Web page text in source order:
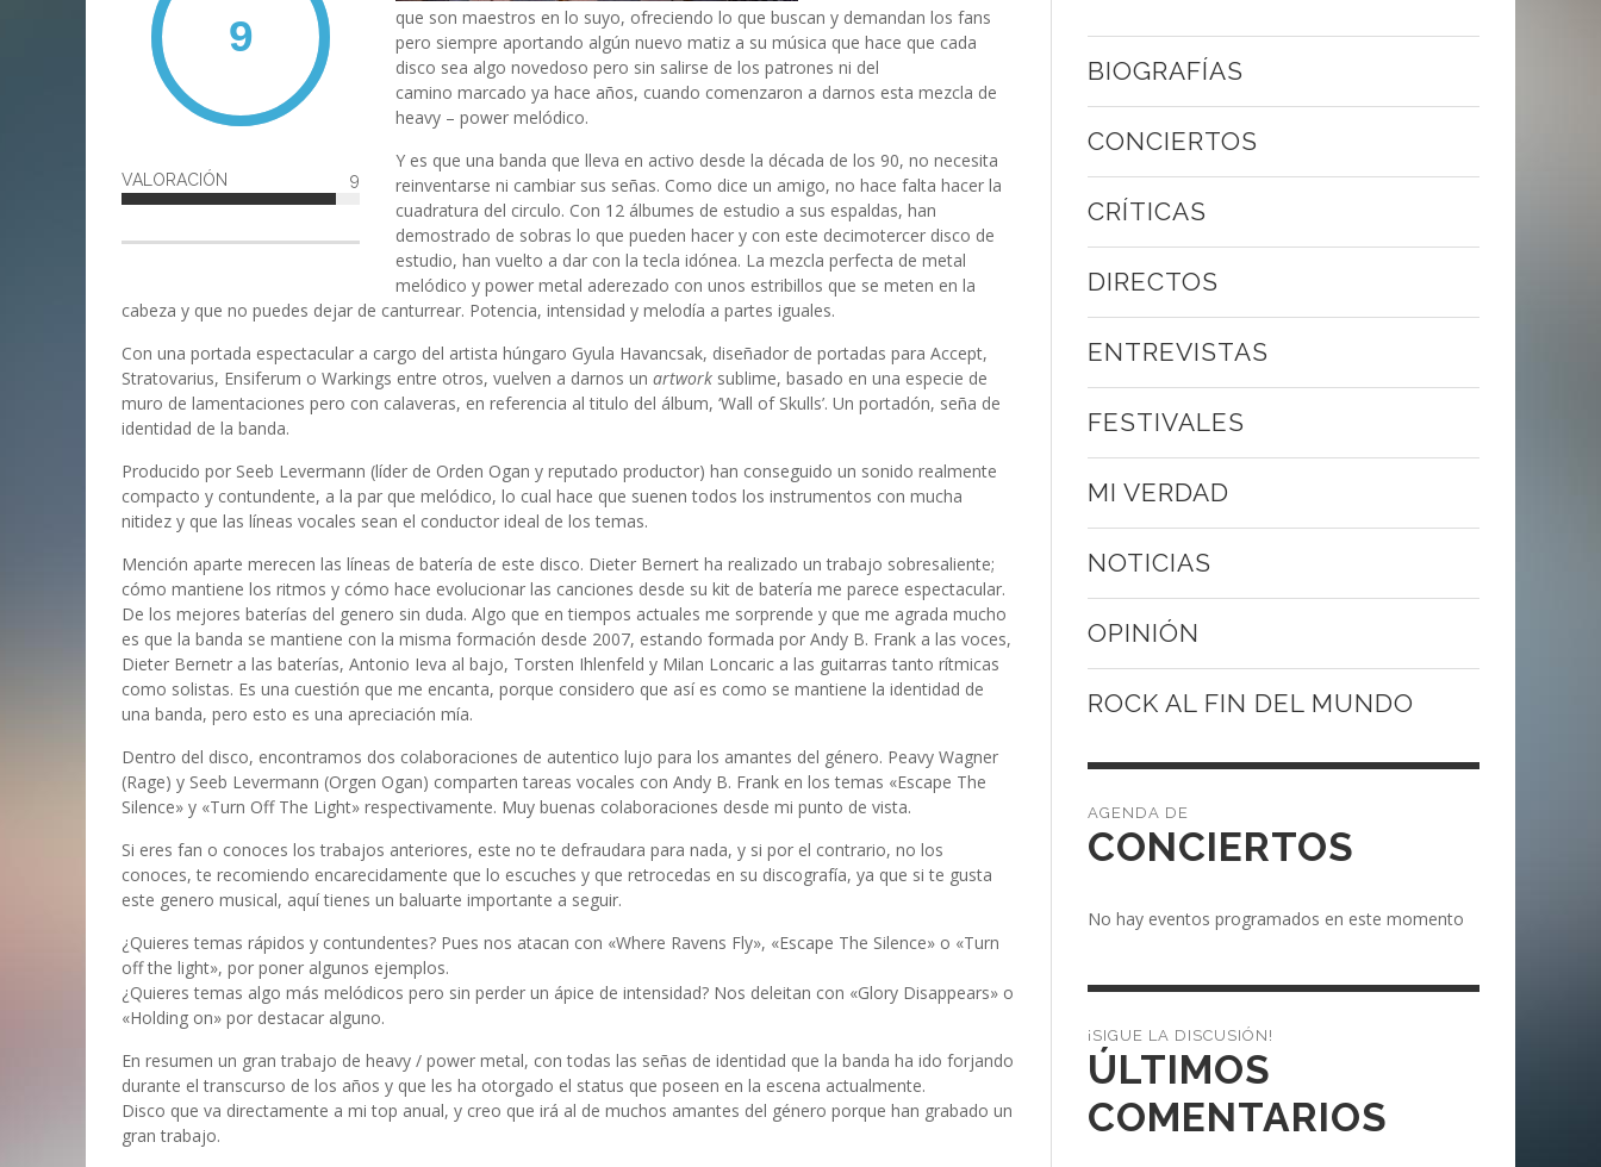
9
VALORACIÓN
que son maestros en lo suyo, ofreciendo lo que buscan y demandan los fans
pero siempre aportando algún nuevo matiz a su música que hace que cada
disco sea algo novedoso pero sin salirse de los patrones ni del
camino marcado ya hace años, cuando comenzaron a darnos esta mezcla de
heavy – power melódico.
Y es que una banda que lleva en activo desde la década de los 90, no necesita
reinventarse ni cambiar sus señas. Como dice un amigo, no hace falta hacer la
cuadratura del circulo. Con 12 álbumes de estudio a sus espaldas, han
demostrado de sobras lo que pueden hacer y con este decimotercer disco de
estudio, han vuelto a dar con la tecla idónea. La mezcla perfecta de metal
melódico y power metal aderezado con unos estribillos que se meten en la
cabeza y que no puedes dejar de canturrear. Potencia, intensidad y melodía a partes iguales.
Con una portada espectacular a cargo del artista húngaro Gyula Havancsak, diseñador de portadas para Accept,
Stratovarius, Ensiferum o Warkings entre otros, vuelven a darnos un artwork sublime, basado en una especie de
muro de lamentaciones pero con calaveras, en referencia al titulo del álbum, ‘Wall of Skulls’. Un portadón, seña de
identidad de la banda.
Producido por Seeb Levermann (líder de Orden Ogan y reputado productor) han conseguido un sonido realmente
compacto y contundente, a la par que melódico, lo cual hace que suenen todos los instrumentos con mucha
nitidez y que las líneas vocales sean el conductor ideal de los temas.
Mención aparte merecen las líneas de batería de este disco. Dieter Bernert ha realizado un trabajo sobresaliente;
cómo mantiene los ritmos y cómo hace evolucionar las canciones desde su kit de batería me parece espectacular.
De los mejores baterías del genero sin duda. Algo que en tiempos actuales me sorprende y que me agrada mucho
es que la banda se mantiene con la misma formación desde 2007, estando formada por Andy B. Frank a las voces,
Dieter Bernetr a las baterías, Antonio Ieva al bajo, Torsten Ihlenfeld y Milan Loncaric a las guitarras tanto rítmicas
como solistas. Es una cuestión que me encanta, porque considero que así es como se mantiene la identidad de
una banda, pero esto es una apreciación mía.
Dentro del disco, encontramos dos colaboraciones de autentico lujo para los amantes del género. Peavy Wagner
(Rage) y Seeb Levermann (Orgen Ogan) comparten tareas vocales con Andy B. Frank en los temas «Escape The
Silence» y «Turn Off The Light» respectivamente. Muy buenas colaboraciones desde mi punto de vista.
Si eres fan o conoces los trabajos anteriores, este no te defraudara para nada, y si por el contrario, no los
conoces, te recomiendo encarecidamente que lo escuches y que retrocedas en su discografía, ya que si te gusta
este genero musical, aquí tienes un baluarte importante a seguir.
¿Quieres temas rápidos y contundentes? Pues nos atacan con «Where Ravens Fly», «Escape The Silence» o «Turn
off the light», por poner algunos ejemplos.
¿Quieres temas algo más melódicos pero sin perder un ápice de intensidad? Nos deleitan con «Glory Disappears» o
«Holding on» por destacar alguno.
En resumen un gran trabajo de heavy / power metal, con todas las señas de identidad que la banda ha ido forjando
durante el transcurso de los años y que les ha otorgado el status que poseen en la escena actualmente.
Disco que va directamente a mi top anual, y creo que irá al de muchos amantes del género porque han grabado un
gran trabajo.
BIOGRAFÍAS
CONCIERTOS
CRÍTICAS
DIRECTOS
ENTREVISTAS
FESTIVALES
MI VERDAD
NOTICIAS
OPINIÓN
ROCK AL FIN DEL MUNDO
CONCIERTOS
No hay eventos programados en este momento
¡SIGUE LA DISCUSIÓN!
ÚLTIMOS
COMENTARIOS